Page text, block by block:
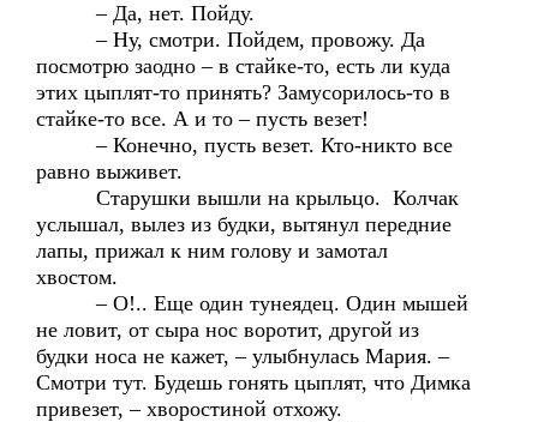
– Да, нет. Пойду.
– Ну, смотри. Пойдем, провожу. Да
посмотрю заодно – в стайке-то, есть ли куда
этих цыплят-то принять? Замусорилось-то в
стайке-то все. А и то – пусть везет!
– Конечно, пусть везет. Кто-никто все
равно выживет.
Старушки вышли на крыльцо. Колчак
услышал, вылез из будки, вытянул передние
лапы, прижал к ним голову и замотал
хвостом.
– О!.. Еще один тунеядец. Один мышей
не ловит, от сыра нос воротит, другой из
будки носа не кажет, – улыбнулась Мария. –
Смотри тут. Будешь гонять цыплят, что Димка
привезет, – хворостиной отхожу.